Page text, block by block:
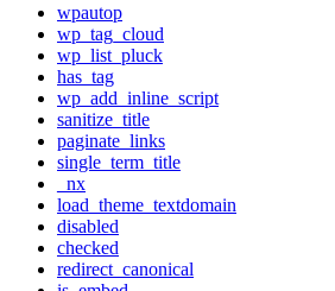
wpautop
wp_tag_cloud
wp_list_pluck
has_tag
wp_add_inline_script
sanitize_title
paginate_links
single_term_title
_nx
load_theme_textdomain
disabled
checked
redirect_canonical